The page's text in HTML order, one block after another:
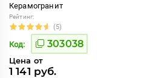
Керамогранит
Рейтинг:
(5)
Код: 303038
Цена от
1 141 руб.